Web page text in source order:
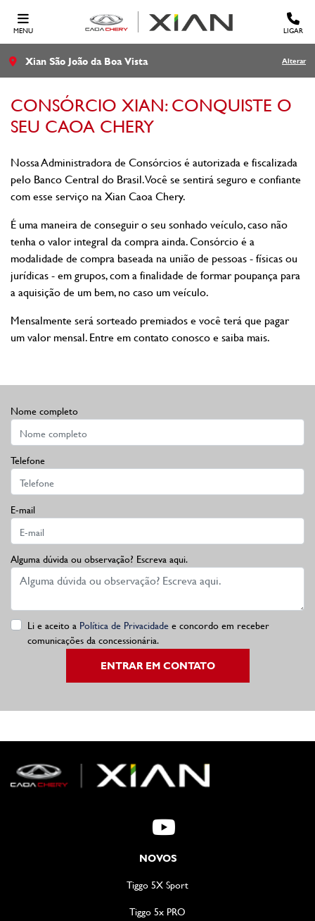
MENU LIGAR
Xian São João da Boa Vista Alterar
CONSÓRCIO XIAN: CONQUISTE O
SEU CAOA CHERY
Nossa Administradora de Consórcios é autorizada e fiscalizada
pelo Banco Central do Brasil. Você se sentirá seguro e confiante
com esse serviço na Xian Caoa Chery.
É uma maneira de conseguir o seu sonhado veículo, caso não
tenha o valor integral da compra ainda. Consórcio é a
modalidade de compra baseada na união de pessoas - físicas ou
jurídicas - em grupos, com a finalidade de formar poupança para
a aquisição de um bem, no caso um veículo.
Mensalmente será sorteado premiados e você terá que pagar
um valor mensal. Entre em contato conosco e saiba mais.
Nome completo
Telefone
E-mail
Alguma dúvida ou observação? Escreva aqui.
Li e aceito a Política de Privacidadee concordo em receber
comunicações da concessionária.
ENTRAR EM CONTATO
NOVOS
Tiggo 5X Sport
Tiggo 5x PRO